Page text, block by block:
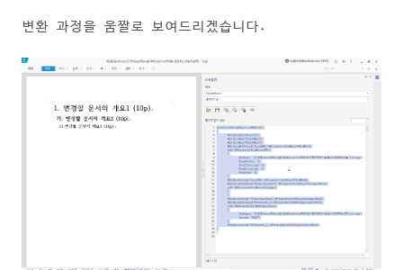
변환 과정을 움짤로 보여드리겠습니다.